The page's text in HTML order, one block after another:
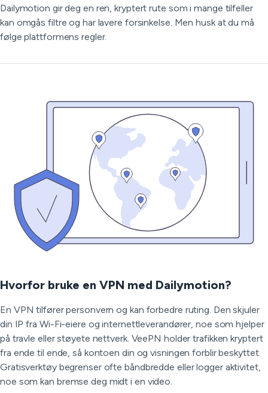
Dailymotion gir deg en ren, kryptert rute som i mange tilfeller
kan omgås filtre og har lavere forsinkelse. Men husk at du må
følge plattformens regler.
Hvorfor bruke en VPN med Dailymotion?
En VPN tilfører personvern og kan forbedre ruting. Den skjuler
din IP fra Wi-Fi-eiere og internettleverandører, noe som hjelper
på travle eller støyete nettverk. VeePN holder trafikken kryptert
fra ende til ende, så kontoen din og visningen forblir beskyttet.
Gratisverktøy begrenser ofte båndbredde eller logger aktivitet,
noe som kan bremse deg midt i en video.